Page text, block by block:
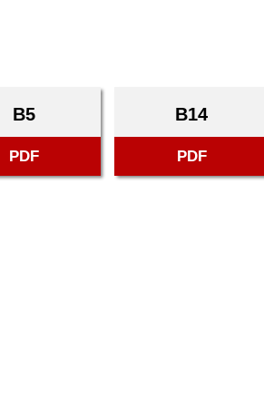
B5
PDF
B14
PDF